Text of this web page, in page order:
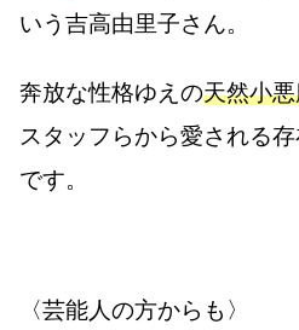
いう吉高由里子さん。
奔放な性格ゆえの天然小
スタッフらから愛される
です。
〈芸能人の方からも〉